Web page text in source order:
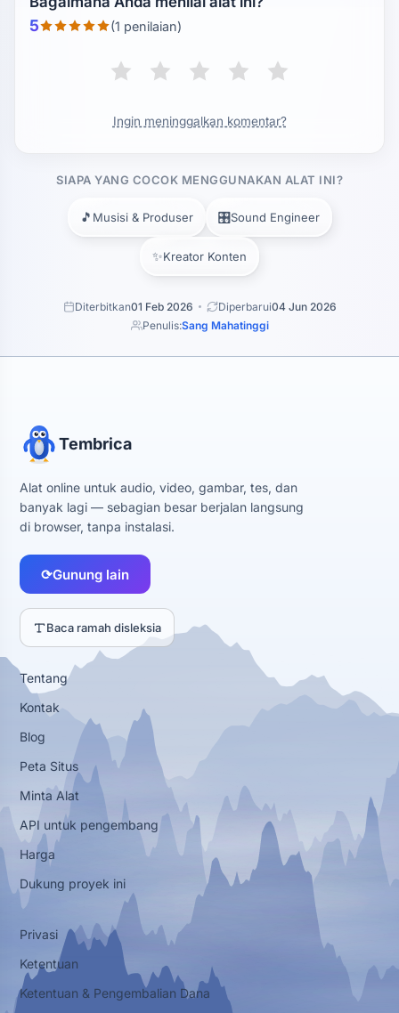
5 (1 penilaian)
Ingin meninggalkan komentar?
SIAPA YANG COCOK MENGGUNAKAN ALAT INI?
🎵 Musisi & Produser 🎛️Sound Engineer
✨Kreator Konten
Diterbitkan01 Feb 2026 Diperbarui04 Jun 2026
Penulis:Sang Mahatinggi
Tembrica
Alat online untuk audio, video, gambar, tes, dan
banyak lagi — sebagian besar berjalan langsung
di browser, tanpa instalasi.
⟳Gunung lain
Baca ramah disleksia
Tentang
Kontak
Blog
Peta Situs
Minta Alat
API untuk pengembang
Harga
Dukung proyek ini
Privasi
Ketentuan
Ketentuan & Pengembalian Dana